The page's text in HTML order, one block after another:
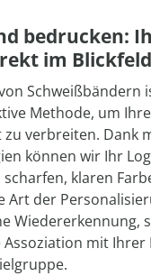
bedrucken:
im Blickfeld
Schweißbändern
Methode, um Ihre
verbreiten. Dank
können wir Ihr
klaren
Art der
Wiedererkennung,
mit Ihrer